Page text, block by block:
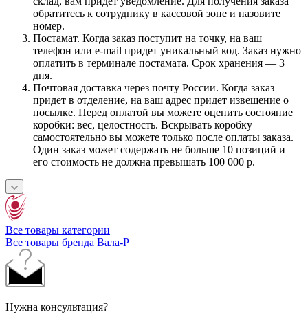
обратитесь к сотруднику в кассовой зоне и назовите
номер.
Постамат. Когда заказ поступит на точку, на ваш
телефон или e-mail придет уникальный код. Заказ нужно
оплатить в терминале постамата. Срок хранения — 3
дня.
Почтовая доставка через почту России. Когда заказ
придет в отделение, на ваш адрес придет извещение о
посылке. Перед оплатой вы можете оценить состояние
коробки: вес, целостность. Вскрывать коробку
самостоятельно вы можете только после оплаты заказа.
Один заказ может содержать не больше 10 позиций и
его стоимость не должна превышать 100 000 р.
Все товары категории
Все товары бренда Вала-Р
Нужна консультация?